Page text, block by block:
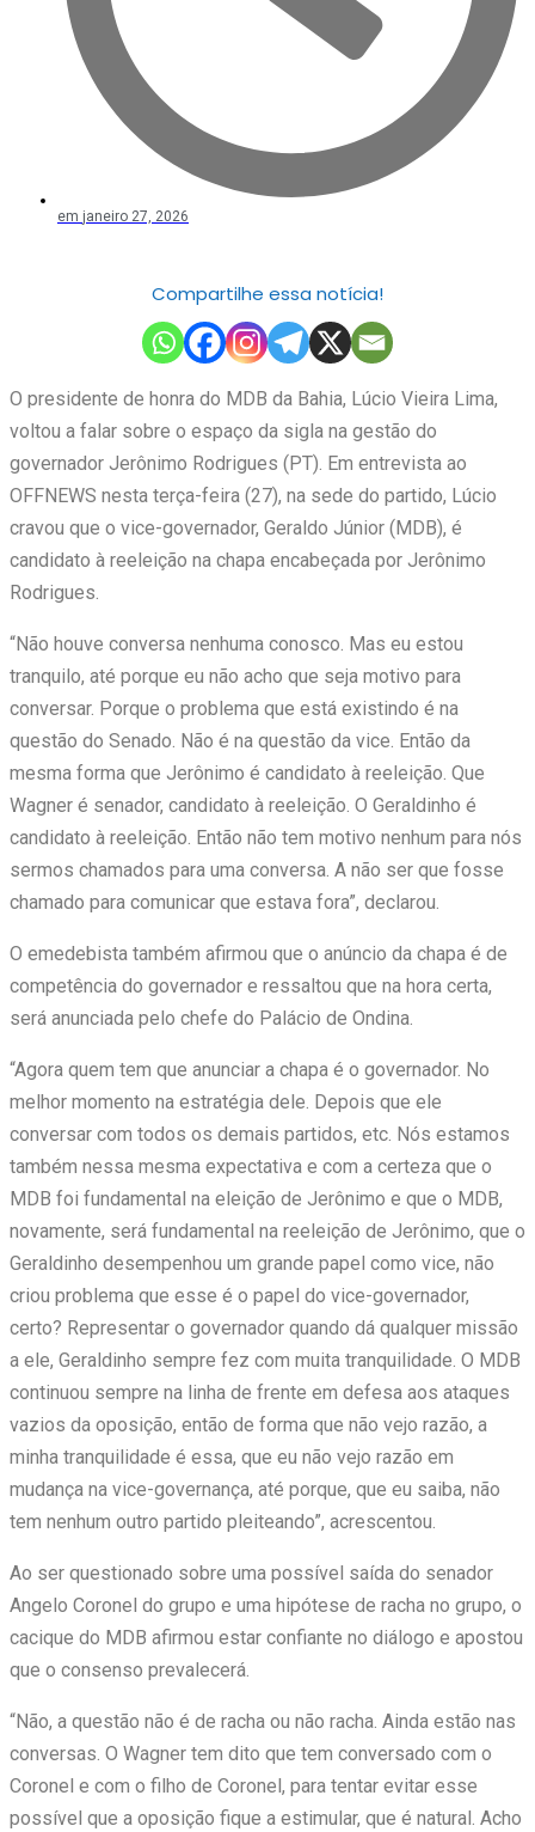
em janeiro 27, 2026
Compartilhe essa notícia!
O presidente de honra do MDB da Bahia, Lúcio Vieira Lima,
voltou a falar sobre o espaço da sigla na gestão do
governador Jerônimo Rodrigues (PT). Em entrevista ao
OFFNEWS nesta terça-feira (27), na sede do partido, Lúcio
cravou que o vice-governador, Geraldo Júnior (MDB), é
candidato à reeleição na chapa encabeçada por Jerônimo
Rodrigues.
“Não houve conversa nenhuma conosco. Mas eu estou
tranquilo, até porque eu não acho que seja motivo para
conversar. Porque o problema que está existindo é na
questão do Senado. Não é na questão da vice. Então da
mesma forma que Jerônimo é candidato à reeleição. Que
Wagner é senador, candidato à reeleição. O Geraldinho é
candidato à reeleição. Então não tem motivo nenhum para nós
sermos chamados para uma conversa. A não ser que fosse
chamado para comunicar que estava fora”, declarou.
O emedebista também afirmou que o anúncio da chapa é de
competência do governador e ressaltou que na hora certa,
será anunciada pelo chefe do Palácio de Ondina.
“Agora quem tem que anunciar a chapa é o governador. No
melhor momento na estratégia dele. Depois que ele
conversar com todos os demais partidos, etc. Nós estamos
também nessa mesma expectativa e com a certeza que o
MDB foi fundamental na eleição de Jerônimo e que o MDB,
novamente, será fundamental na reeleição de Jerônimo, que o
Geraldinho desempenhou um grande papel como vice, não
criou problema que esse é o papel do vice-governador,
certo? Representar o governador quando dá qualquer missão
a ele, Geraldinho sempre fez com muita tranquilidade. O MDB
continuou sempre na linha de frente em defesa aos ataques
vazios da oposição, então de forma que não vejo razão, a
minha tranquilidade é essa, que eu não vejo razão em
mudança na vice-governança, até porque, que eu saiba, não
tem nenhum outro partido pleiteando”, acrescentou.
Ao ser questionado sobre uma possível saída do senador
Angelo Coronel do grupo e uma hipótese de racha no grupo, o
cacique do MDB afirmou estar confiante no diálogo e apostou
que o consenso prevalecerá.
“Não, a questão não é de racha ou não racha. Ainda estão nas
conversas. O Wagner tem dito que tem conversado com o
Coronel e com o filho de Coronel, para tentar evitar esse
possível que a oposição fique a estimular, que é natural. Acho